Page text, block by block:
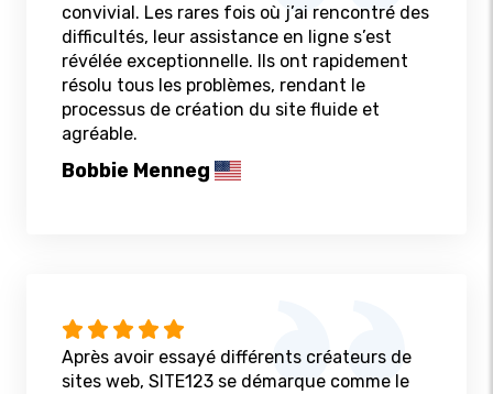
convivial. Les rares fois où j’ai rencontré des
difficultés, leur assistance en ligne s’est
révélée exceptionnelle. Ils ont rapidement
résolu tous les problèmes, rendant le
processus de création du site fluide et
agréable.
Bobbie Menneg
Après avoir essayé différents créateurs de
sites web, SITE123 se démarque comme le